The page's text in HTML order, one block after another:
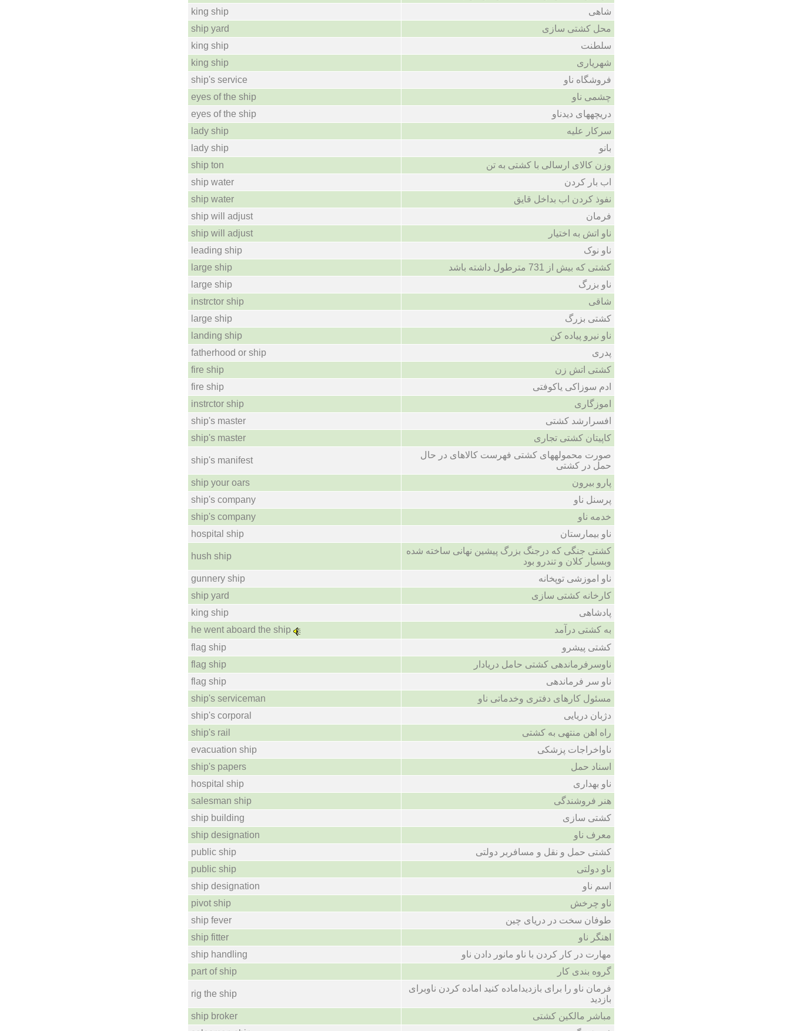
king ship
شاهی
ship yard
محل کشتی سازی
king ship
سلطنت
king ship
شهریاری
ship's service
فروشگاه ناو
eyes of the ship
چشمی ناو
eyes of the ship
دریچههای دیدناو
lady ship
سرکار علیه
lady ship
بانو
ship ton
وزن کالای ارسالی با کشتی به تن
ship water
اب بار کردن
ship water
نفوذ کردن اب بداخل قایق
ship will adjust
فرمان
ship will adjust
ناو اتش به اختیار
leading ship
ناو نوک
large ship
کشتی که بیش از 731 مترطول داشته باشد
large ship
ناو بزرگ
instrctor ship
شاقی
large ship
کشتی بزرگ
landing ship
ناو نیرو پیاده کن
fatherhood or ship
پدری
fire ship
کشتی اتش زن
fire ship
ادم سوزاکی یاکوفتی
instrctor ship
اموزگاری
ship's master
افسرارشد کشتی
ship's master
کاپیتان کشتی تجاری
ship's manifest
صورت محمولههای کشتی فهرست کالاهای در حال
حمل در کشتی
ship your oars
پارو بیرون
ship's company
پرسنل ناو
ship's company
خدمه ناو
hospital ship
ناو بیمارستان
hush ship
کشتی جنگی که درجنگ بزرگ پیشین نهانی ساخته شده
وبسیار کلان و تندرو بود
gunnery ship
ناو اموزشی توپخانه
ship yard
کارخانه کشتی سازی
king ship
پادشاهی
he went aboard the ship
به کشتی درآمد
flag ship
کشتی پیشرو
flag ship
ناوسرفرماندهی کشتی حامل دریادار
flag ship
ناو سر فرماندهی
ship's serviceman
مسئول کارهای دفتری وخدماتی ناو
ship's corporal
دژبان دریایی
ship's rail
راه اهن منتهی به کشتی
evacuation ship
ناواخراجات پزشکی
ship's papers
اسناد حمل
hospital ship
ناو بهداری
salesman ship
هنر فروشندگی
ship building
کشتی سازی
ship designation
معرف ناو
public ship
کشتی حمل و نقل و مسافربر دولتی
public ship
ناو دولتی
ship designation
اسم ناو
pivot ship
ناو چرخش
ship fever
طوفان سخت در دریای چین
ship fitter
اهنگر ناو
ship handling
مهارت در کار کردن با ناو مانور دادن ناو
part of ship
گروه بندی کار
rig the ship
فرمان ناو را برای بازدیداماده کنید اماده کردن ناوبرای
بازدید
ship broker
مباشر مالکین کشتی